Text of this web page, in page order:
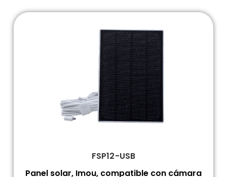
FSP12-USB
Panel solar, Imou, compatible con cámara